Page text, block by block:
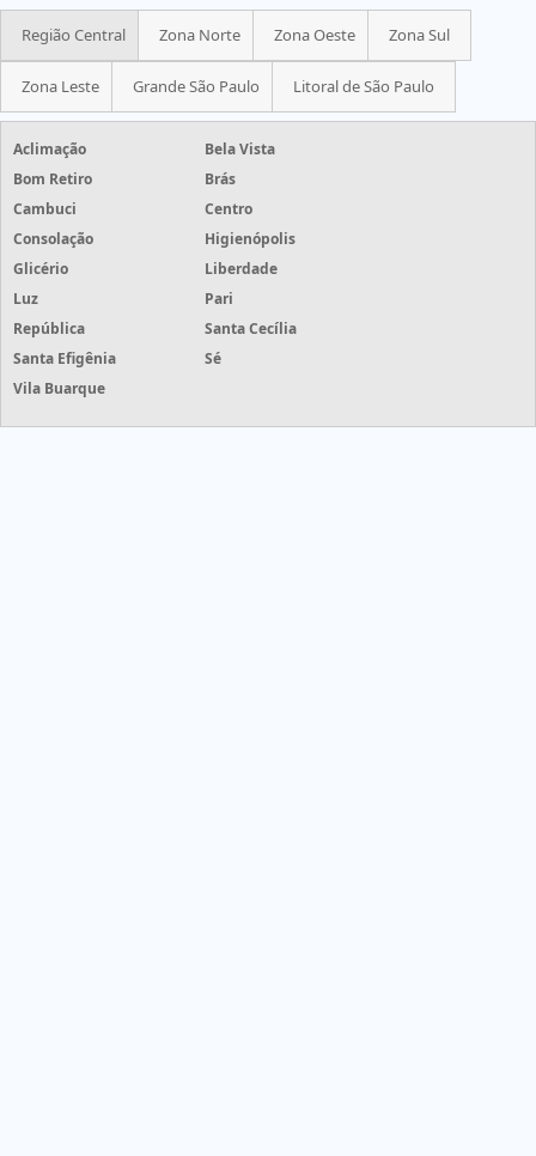
Região Central Zona Norte Zona Oeste Zona Sul
Zona Leste Grande São Paulo Litoral de São Paulo
Aclimação
Bela Vista
Bom Retiro
Brás
Cambuci
Centro
Consolação
Higienópolis
Glicério
Liberdade
Luz
Pari
República
Santa Cecília
Santa Efigênia
Sé
Vila Buarque